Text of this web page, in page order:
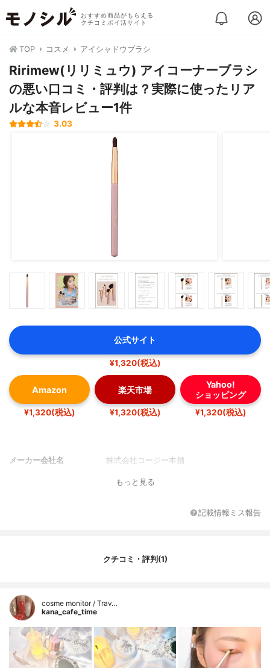
おすすめ商品がもらえる
クチコミポイ活サイト
TOP コスメ アイシャドウブラシ
Ririmew(リリミュウ) アイコーナーブラシ
の悪い口コミ・評判は？実際に使ったリア
ルな本音レビュー1件
3.03
公式サイト
¥1,320(税込)
Amazon
¥1,320(税込)
楽天市場
¥1,320(税込)
Yahoo!
ショッピング
¥1,320(税込)
メーカー会社名 株式会社コージー本舗
もっと見る
記載情報ミス報告
クチコミ・評判(1)
cosme monitor / Trav…
kana_cafe_time